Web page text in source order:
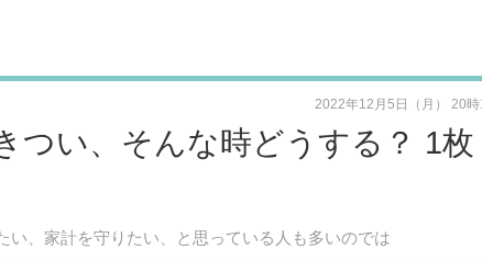
つい、そんな時どうする？ 1枚
、家計を守りたい、と思っている人も多いのでは
2022年12月5日（月） 20時